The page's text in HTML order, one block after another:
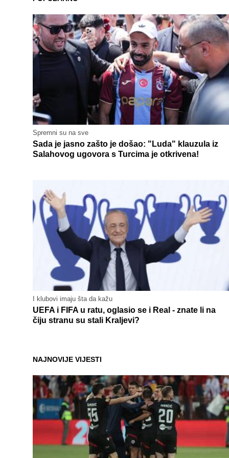
Spremni su na sve
Sada je jasno zašto je došao: "Luda" klauzula iz
Salahovog ugovora s Turcima je otkrivena!
I klubovi imaju šta da kažu
UEFA i FIFA u ratu, oglasio se i Real - znate li na
čiju stranu su stali Kraljevi?
NAJNOVIJE VIJESTI